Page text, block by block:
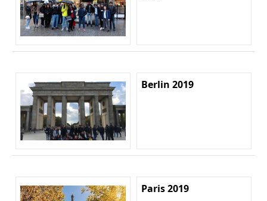
Berlin 2019
Paris 2019